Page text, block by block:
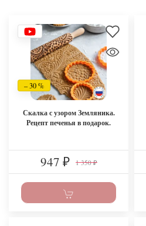
– 30 %
Скалка с узором Земляника.
Рецепт печенья в подарок.
947 ₽ 1 350₽